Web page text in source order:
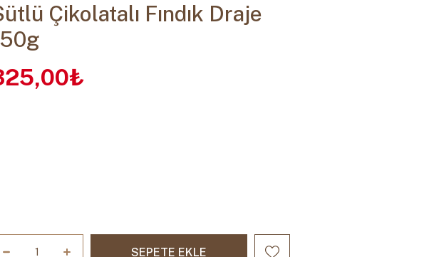
Çikolatalı Fındık Draje